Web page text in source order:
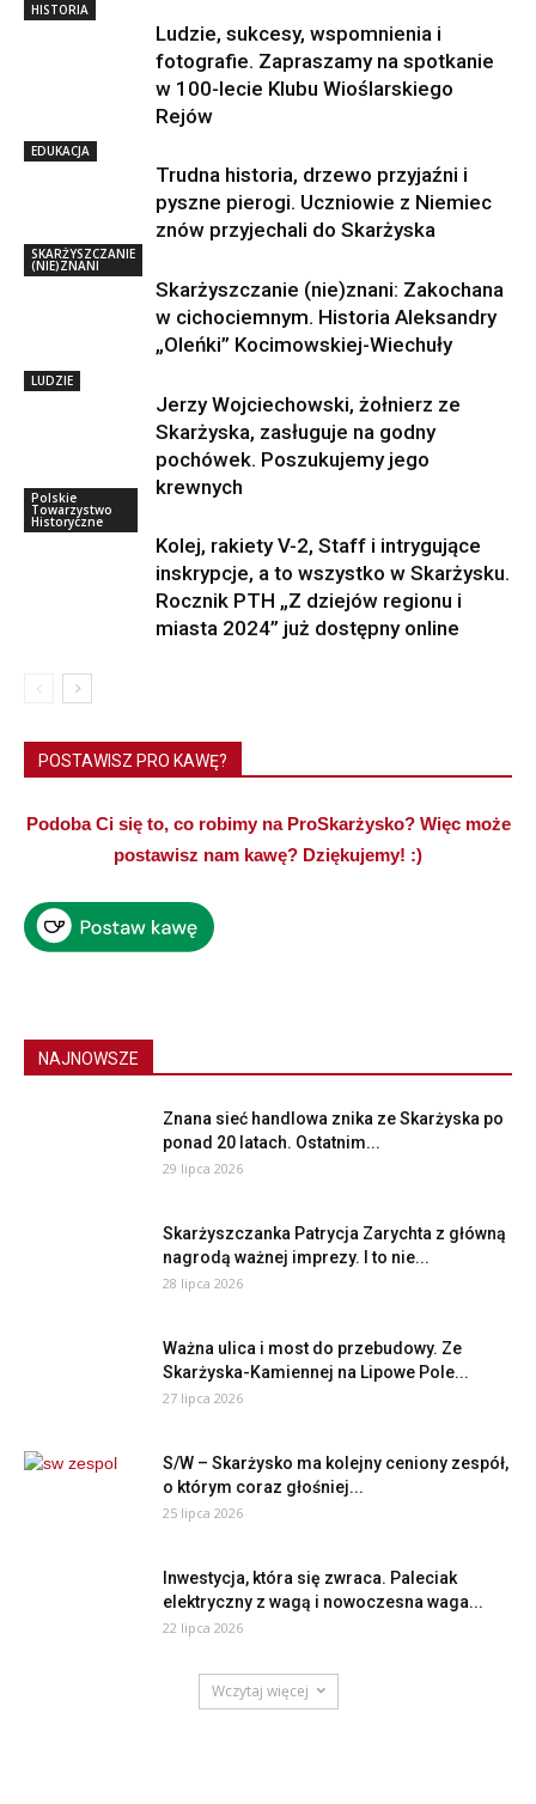
HISTORIA
Ludzie, sukcesy, wspomnienia i
fotografie. Zapraszamy na spotkanie
w 100-lecie Klubu Wioślarskiego
Rejów
EDUKACJA
Trudna historia, drzewo przyjaźni i
pyszne pierogi. Uczniowie z Niemiec
znów przyjechali do Skarżyska
SKARŻYSZCZANIE
(NIE)ZNANI
Skarżyszczanie (nie)znani: Zakochana
w cichociemnym. Historia Aleksandry
„Oleńki” Kocimowskiej-Wiechuły
LUDZIE
Jerzy Wojciechowski, żołnierz ze
Skarżyska, zasługuje na godny
pochówek. Poszukujemy jego
krewnych
Polskie
Towarzystwo
Historyczne
Kolej, rakiety V-2, Staff i intrygujące
inskrypcje, a to wszystko w Skarżysku.
Rocznik PTH „Z dziejów regionu i
miasta 2024” już dostępny online
POSTAWISZ PRO KAWĘ?
Podoba Ci się to, co robimy na ProSkarżysko? Więc może
postawisz nam kawę? Dziękujemy! :)
NAJNOWSZE
Znana sieć handlowa znika ze Skarżyska po
ponad 20 latach. Ostatnim...
29 lipca 2026
Skarżyszczanka Patrycja Zarychta z główną
nagrodą ważnej imprezy. I to nie...
28 lipca 2026
Ważna ulica i most do przebudowy. Ze
Skarżyska-Kamiennej na Lipowe Pole...
27 lipca 2026
S/W – Skarżysko ma kolejny ceniony zespół,
o którym coraz głośniej...
25 lipca 2026
Inwestycja, która się zwraca. Paleciak
elektryczny z wagą i nowoczesna waga...
22 lipca 2026
Wczytaj więcej